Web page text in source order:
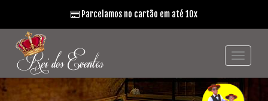
Parcelamos no cartão em até 10x